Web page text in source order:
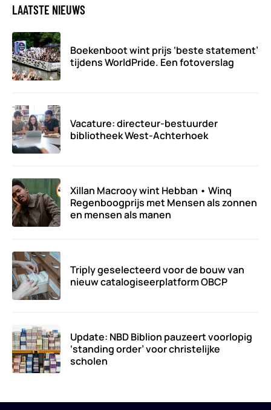
LAATSTE NIEUWS
Boekenboot wint prijs ‘beste statement’
tijdens WorldPride. Een fotoverslag
Vacature: directeur-bestuurder
bibliotheek West-Achterhoek
Xillan Macrooy wint Hebban • Winq
Regenboogprijs met Mensen als zonnen
en mensen als manen
Triply geselecteerd voor de bouw van
nieuw catalogiseerplatform OBCP
Update: NBD Biblion pauzeert voorlopig
‘standing order’ voor christelijke
scholen